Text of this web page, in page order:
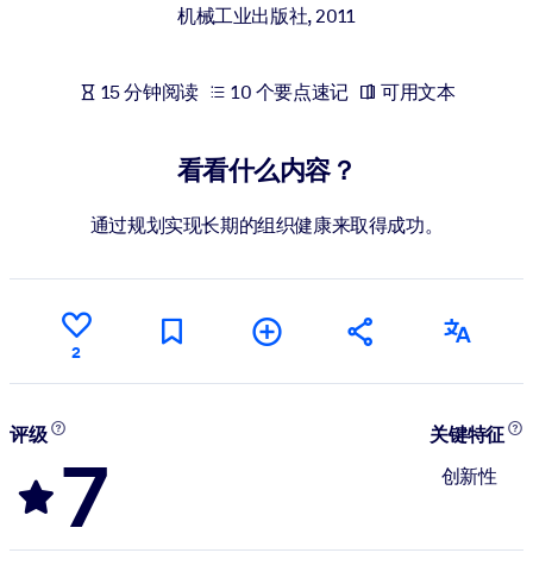
利用可靠、结构化的知识为您的人工智能系统提供动力，以改善输
机械工业出版社,2011
15 分钟阅读 10 个要点速记 可用文本
看看什么内容？
通过规划实现长期的组织健康来取得成功。
2
评级
7
关键特征
创新性